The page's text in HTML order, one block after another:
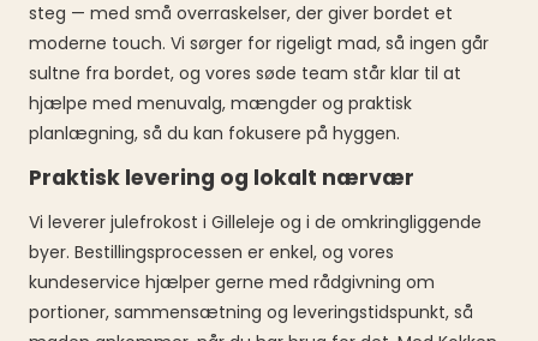
steg — med små overraskelser, der giver bordet et
moderne touch. Vi sørger for rigeligt mad, så ingen går
sultne fra bordet, og vores søde team står klar til at
hjælpe med menuvalg, mængder og praktisk
planlægning, så du kan fokusere på hyggen.
Praktisk levering og lokalt nærvær
Vi leverer julefrokost i Gilleleje og i de omkringliggende
byer. Bestillingsprocessen er enkel, og vores
kundeservice hjælper gerne med rådgivning om
portioner, sammensætning og leveringstidspunkt, så